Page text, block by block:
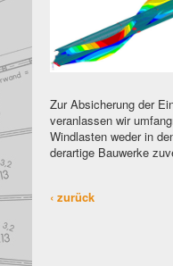
Zur Absicherung der
veranlassen wir
Windlasten weder in
derartige Bauwerke
‹ zurück